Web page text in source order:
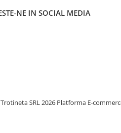
NE IN SOCIAL MEDIA
SRL 2026 Platforma E-